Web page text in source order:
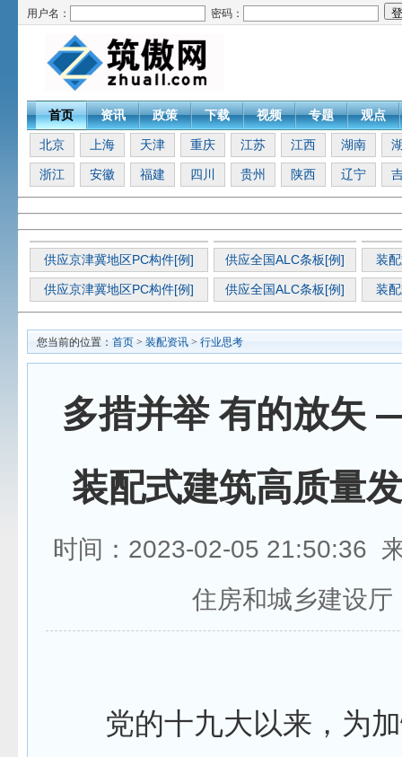
用户名： 密码：
首页 资讯 政策 下载 视频 专题 观点
北京 上海 天津 重庆 江苏 江西 湖南
浙江 安徽 福建 四川 贵州 陕西 辽宁
供应京津冀地区PC构件[例] 供应全国ALC条板[例] 装
供应京津冀地区PC构件[例] 供应全国ALC条板[例] 装
您当前的位置： 首页 > 装配资讯 > 行业思考
多措并举 有的放矢
装配式建筑高质量
时间：2023-02-05 21:50:36
住房和城乡建设厅
党的十九大以来，为加